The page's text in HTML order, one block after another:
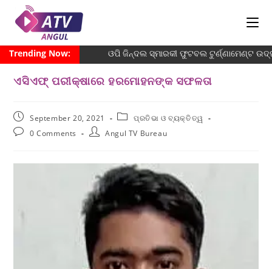
Trending Now: ଓପି ଜିନ୍ଦଲ ସ୍ମାରକୀ ଫୁଟବଲ ଟୁର୍ଣ୍ଣାମେଣ୍ଟ
ଏସିଏଫ୍ ପରୀକ୍ଷାରେ ହରମୋହନଙ୍କ ସଫଳତା
September 20, 2021
ପ୍ରତିଭା ଓ ବ୍ୟକ୍ତିତ୍ୱ
0 Comments
Angul TV Bureau